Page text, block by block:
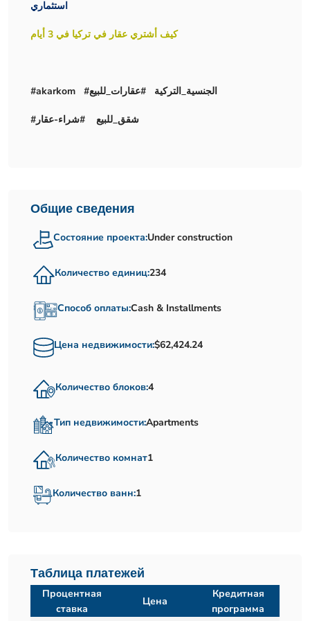
استثماري
كيف أشتري عقار في تركيا في 3 أيام
#شقق_للبيع #شراء-عقار
Общие сведения
Состояние проекта:Under construction
Количество единиц:234
Способ оплаты:Cash & Installments
Цена недвижимости:$62,424.24
Количество блоков:4
Тип недвижимости:Apartments
Количество комнат1
Количество ванн:1
Таблица платежей
Процентная
ставка
Цена
Кредитная
программа